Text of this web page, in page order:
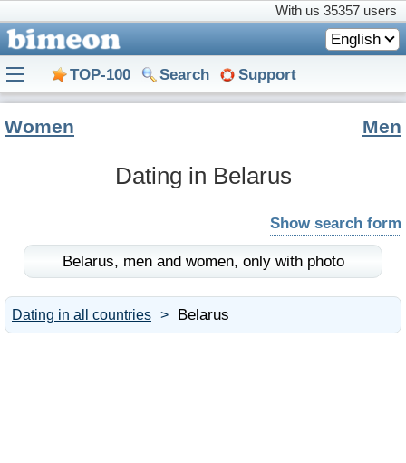
With us 35357 users
English
TOP-100 Search Support
Dating in Belarus
Women Men
Show search form
Belarus, men and women, only with photo
Dating in all countries Belarus